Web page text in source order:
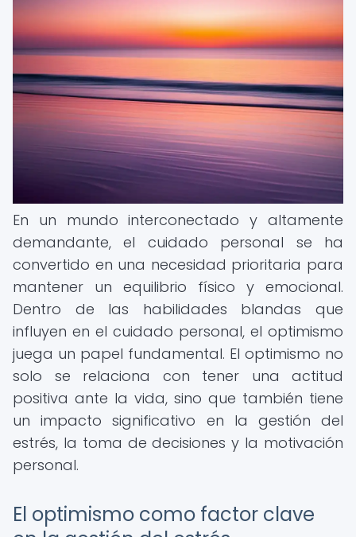
En un mundo interconectado y altamente
demandante, el cuidado personal se ha
convertido en una necesidad prioritaria para
mantener un equilibrio físico y emocional.
Dentro de las habilidades blandas que
influyen en el cuidado personal, el optimismo
juega un papel fundamental. El optimismo no
solo se relaciona con tener una actitud
positiva ante la vida, sino que también tiene
un impacto significativo en la gestión del
estrés, la toma de decisiones y la motivación
personal.
El optimismo como factor clave